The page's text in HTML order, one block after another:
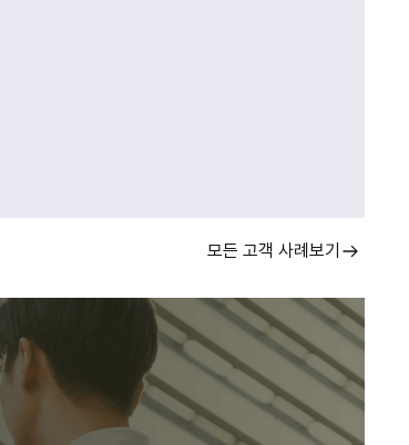
모든 고객 사례보기